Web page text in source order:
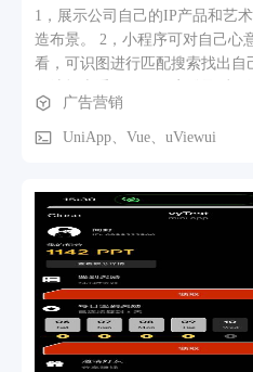
1，展示公司自己的IP产品和艺
造布景。 2，小程序可对自己心
看，可识图进行匹配搜索找出
上观看产品的视频和AR构建，
步洽谈。
广告营销
UniApp、Vue、uViewui